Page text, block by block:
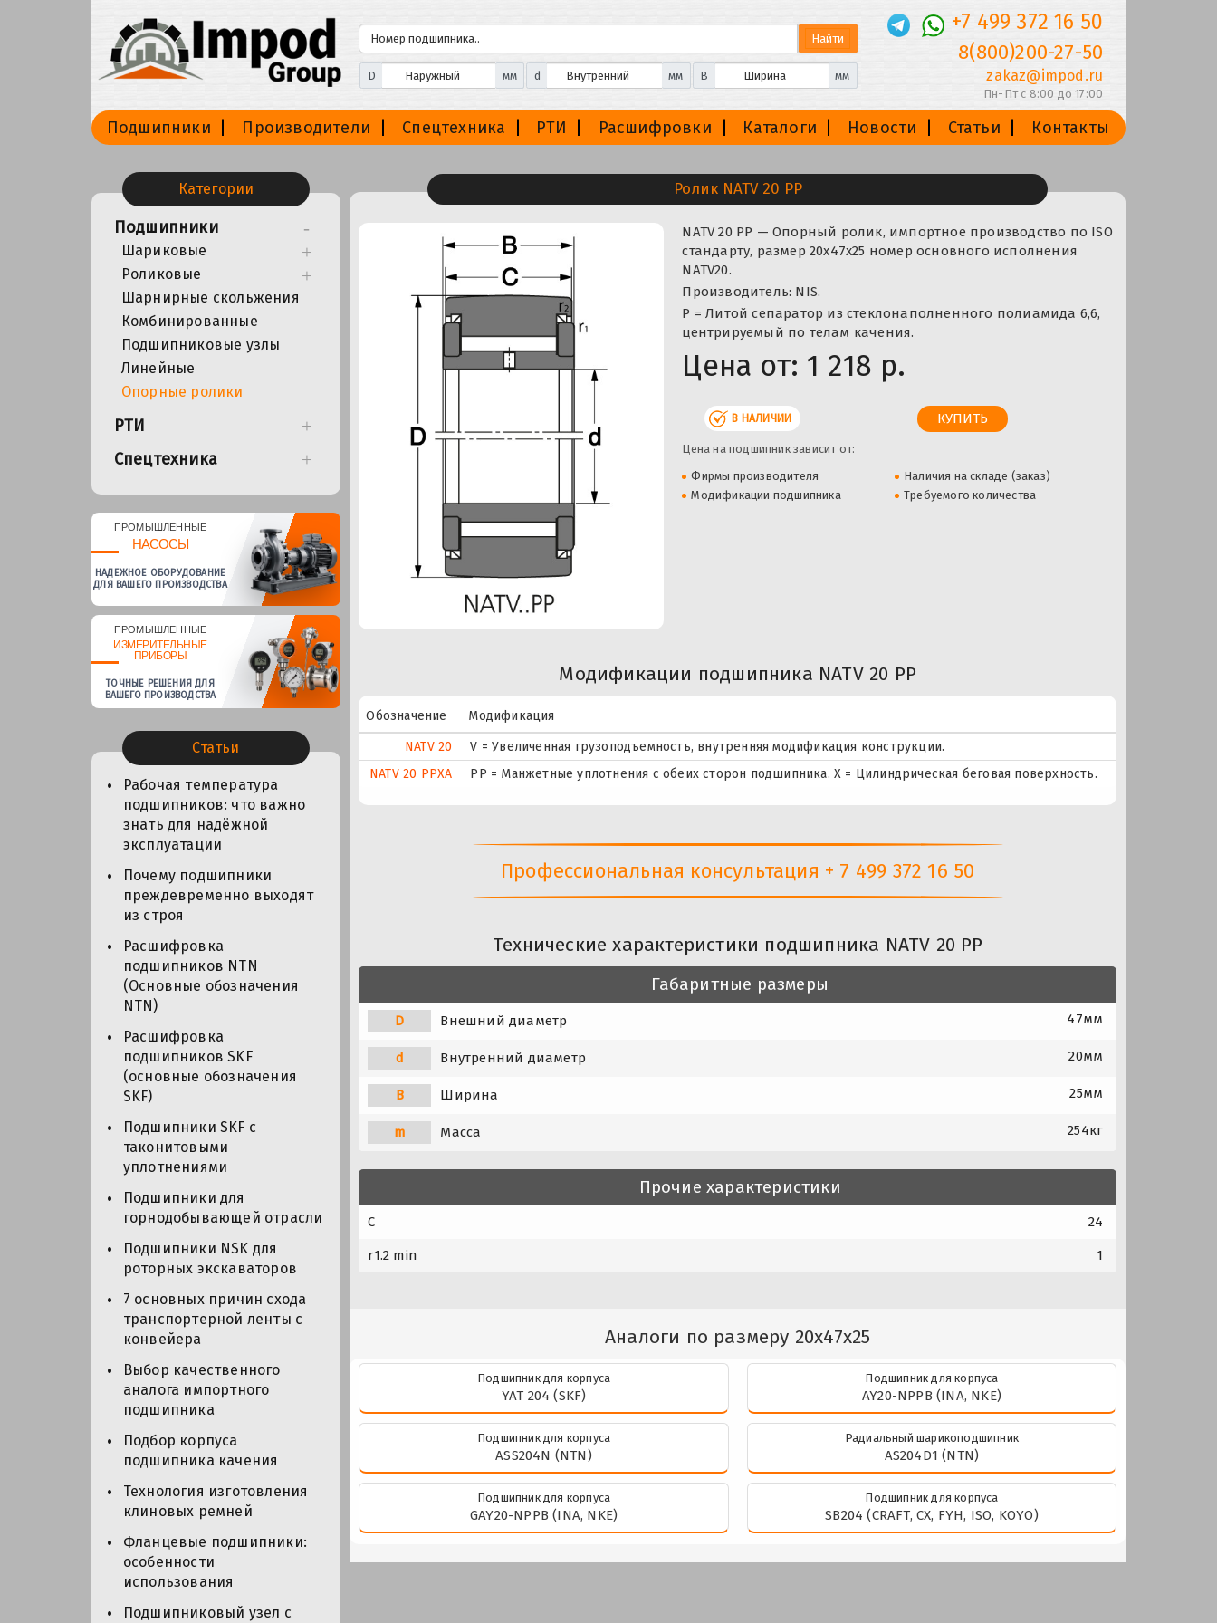
D мм d мм B мм
+7 499 372 16 50
8(800)200-27-50
zakaz@impod.ru
Пн-Пт с 8:00 до 17:00
Подшипники Производители Спецтехника РТИ Расшифровки Каталоги Новости Статьи Контакты
Категории
Подшипники
Шариковые
Роликовые
Шарнирные скольжения
Комбинированные
Подшипниковые узлы
Линейные
Опорные ролики
РТИ
Спецтехника
ПРОМЫШЛЕННЫЕ
НАСОСЫ
НАДЕЖНОЕ ОБОРУДОВАНИЕ
ДЛЯ ВАШЕГО ПРОИЗВОДСТВА
ПРОМЫШЛЕННЫЕ
ИЗМЕРИТЕЛЬНЫЕ
ПРИБОРЫ
ТОЧНЫЕ РЕШЕНИЯ ДЛЯ
ВАШЕГО ПРОИЗВОДСТВА
Статьи
Рабочая температура
подшипников: что важно
знать для надёжной
эксплуатации
Почему подшипники
преждевременно выходят
из строя
Расшифровка
подшипников NTN
(Основные обозначения
NTN)
Расшифровка
подшипников SKF
(основные обозначения
SKF)
Подшипники SKF с
таконитовыми
уплотнениями
Подшипники для
горнодобывающей отрасли
Подшипники NSK для
роторных экскаваторов
7 основных причин схода
транспортерной ленты с
конвейера
Выбор качественного
аналога импортного
подшипника
Подбор корпуса
подшипника качения
Технология изготовления
клиновых ремней
Фланцевые подшипники:
особенности
использования
Подшипниковый узел с
Ролик NATV 20 PP
NATV 20 PP — Опорный ролик, импортное производство по ISO
стандарту, размер 20x47x25 номер основного исполнения
NATV20.
Производитель: NIS.
P = Литой сепаратор из стеклонаполненного полиамида 6,6,
центрируемый по телам качения.
Цена от: 1 218 р.
В НАЛИЧИИ
Цена на подшипник зависит от:
Фирмы производителя
Наличия на складе (заказ)
Модификации подшипника
Требуемого количества
Модификации подшипника NATV 20 PP
Обозначение
Модификация
NATV 20
V = Увеличенная грузоподъемность, внутренняя модификация конструкции.
NATV 20 PPXA
PP = Манжетные уплотнения с обеих сторон подшипника. X = Цилиндрическая беговая поверхность.
Профессиональная консультация + 7 499 372 16 50
Технические характеристики подшипника NATV 20 PP
Габаритные размеры
D Внешний диаметр 47мм
d Внутренний диаметр 20мм
B Ширина 25мм
m Масса 254кг
Прочие характеристики
C 24
r1.2 min 1
Аналоги по размеру 20x47x25
Подшипник для корпуса
YAT 204 (SKF)
Подшипник для корпуса
AY20-NPPB (INA, NKE)
Подшипник для корпуса
ASS204N (NTN)
Радиальный шарикоподшипник
AS204D1 (NTN)
Подшипник для корпуса
GAY20-NPPB (INA, NKE)
Подшипник для корпуса
SB204 (CRAFT, CX, FYH, ISO, KOYO)